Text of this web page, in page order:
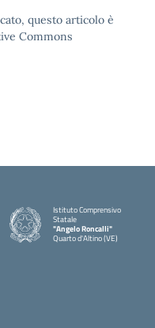
questo articolo è
Commons
Istituto Comprensivo
Statale
"Angelo Roncalli"
Quarto d'Altino (VE)